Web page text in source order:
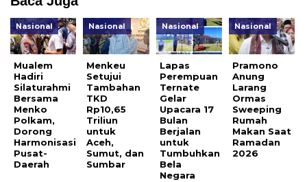
Nasional
Mualem
Hadiri
Silaturahmi
Bersama
Menko
Polkam,
Dorong
Harmonisasi
Pusat-
Daerah
Nasional
Menkeu
Setujui
Tambahan
TKD
Rp10,65
Triliun
untuk
Aceh,
Sumut, dan
Sumbar
Nasional
Lapas
Perempuan
Ternate
Gelar
Upacara 17
Bulan
Berjalan
untuk
Tumbuhkan
Bela
Negara
Nasional
Pramono
Anung
Larang
Ormas
Sweeping
Rumah
Makan Saat
Ramadan
2026